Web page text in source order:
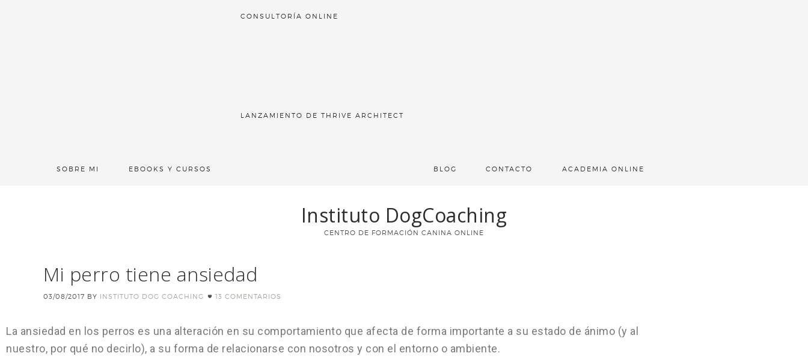
SOBRE MI EBOOKS Y CURSOS
CONSULTORÍA ONLINE
LANZAMIENTO DE THRIVE ARCHITECT
BLOG CONTACTO ACADEMIA ONLINE
Instituto DogCoaching
CENTRO DE FORMACIÓN CANINA ONLINE
Mi perro tiene ansiedad
03/08/2017 BY INSTITUTO DOG COACHING 13 COMENTARIOS
La ansiedad en los perros es una alteración en su comportamiento que afecta de forma importante a su estado de ánimo (y al
nuestro, por qué no decirlo), a su forma de relacionarse con nosotros y con el entorno o ambiente.